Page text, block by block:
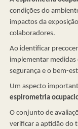
condições do
impactos da
colaboradores.
Ao identificar
implementar medidas
segurança e o bem-
Um aspecto
espirometria
O conjunto de
verificar a aptidão do